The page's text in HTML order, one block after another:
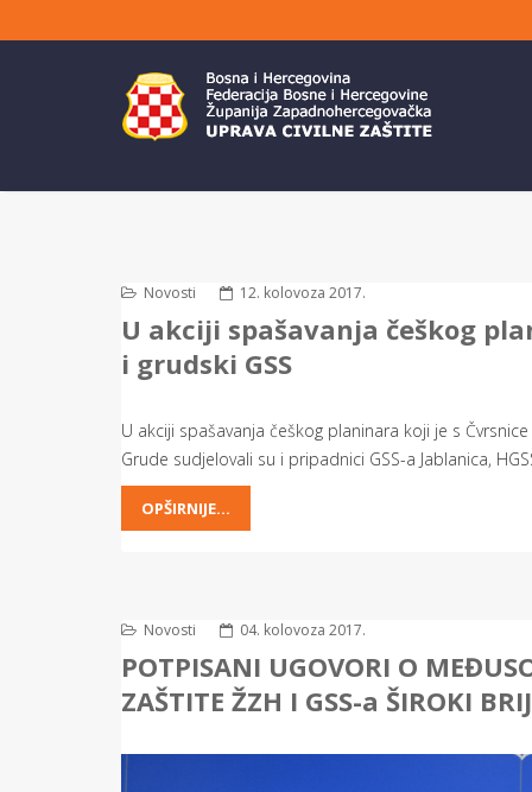
Novosti 12. kolovoza 2017.
U akciji spašavanja češkog
i grudski GSS
U akciji spašavanja češkog planinara koji je s
Grude sudjelovali su i pripadnici GSS-a Jablanica,
OPŠIRNIJE...
Novosti 04. kolovoza 2017.
POTPISANI UGOVORI O
ZAŠTITE ŽZH I GSS-a ŠIROKI